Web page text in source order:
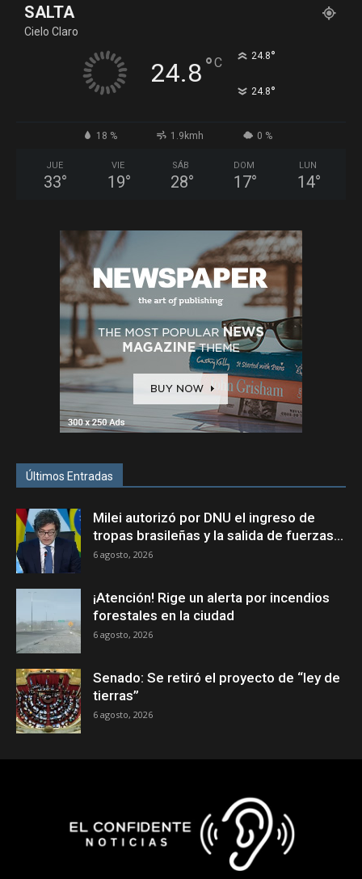
SALTA
Cielo Claro
24.8°C 24.8°
24.8°
18 % 1.9kmh 0 %
JUE
33°
VIE
19°
SÁB
28°
DOM
17°
LUN
14°
Últimos Entradas
Milei autorizó por DNU el ingreso de
tropas brasileñas y la salida de fuerzas...
6 agosto, 2026
¡Atención! Rige un alerta por incendios
forestales en la ciudad
6 agosto, 2026
Senado: Se retiró el proyecto de “ley de
tierras”
6 agosto, 2026